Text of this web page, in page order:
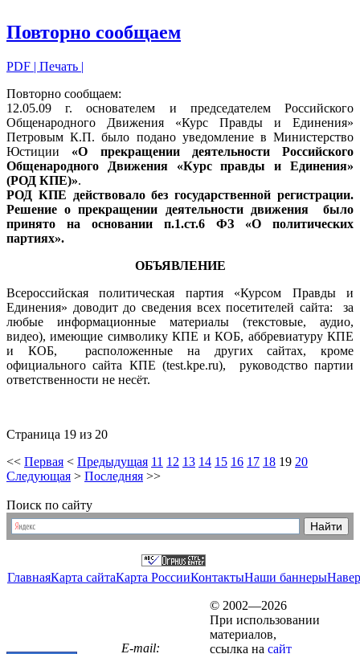
Повторно сообщаем
PDF | Печать |
Повторно сообщаем:
12.05.09 г. основателем и председателем Российского
Общенародного Движения «Курс Правды и Единения»
Петровым К.П. было подано уведомление в Министерство
Юстиции «О прекращении деятельности Российского
Общенародного Движения «Курс правды и Единения»
(РОД КПЕ)».
РОД КПЕ действовало без государственной регистрации.
Решение о прекращении деятельности движения было
принято на основании п.1.ст.6 ФЗ «О политических
партиях».
ОБЪЯВЛЕНИЕ
Всероссийская политическая партия «Курсом Правды и
Единения» доводит до сведения всех посетителей сайта: за
любые информационные материалы (текстовые, аудио,
видео), имеющие символику КПЕ и КОБ, аббревиатуру КПЕ
и КОБ, расположенные на других сайтах, кроме
официального сайта КПЕ (test.kpe.ru), руководство партии
ответственности не несёт.
Страница 19 из 20
<< Первая < Предыдущая 11 12 13 14 15 16 17 18 19 20
Следующая > Последняя >>
Поиск по сайту
ГлавнаяКарта сайтаКарта РоссииКонтактыНаши баннеры
E-mail:
© 2002—2026
При использовании
материалов,
ссылка на сайт